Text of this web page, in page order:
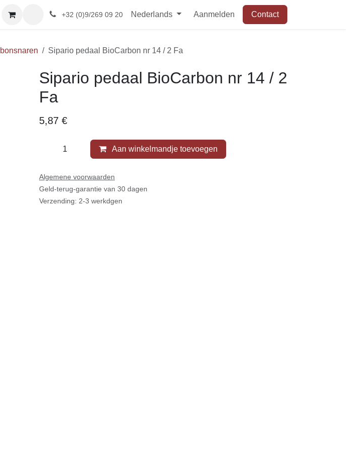
+32 (0)9/269 09 20 Nederlands Aanmelden Contact
Biocarbonsnaren Sipario pedaal BioCarbon nr 14 / 2 Fa
Sipario pedaal BioCarbon nr 14 / 2
Fa
5,87 €
Aan winkelmandje toevoegen
Algemene voorwaarden
Geld-terug-garantie van 30 dagen
Verzending: 2-3 werkdgen